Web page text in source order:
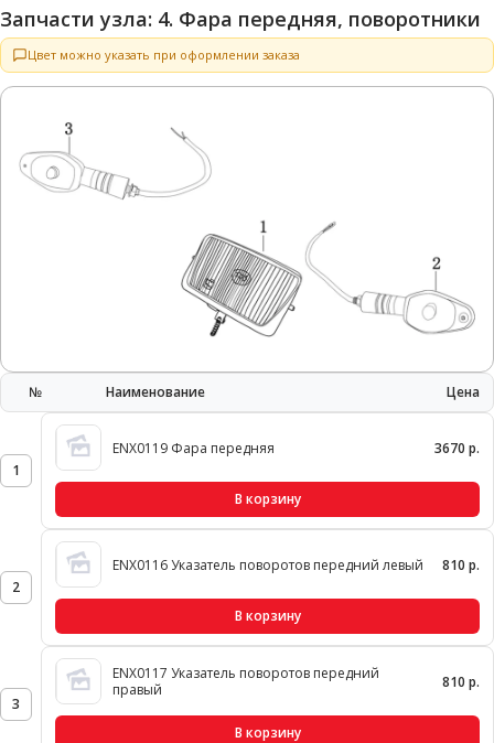
Запчасти узла: 4. Фара передняя, поворотники
Цвет можно указать при оформлении заказа
№ Наименование Цена
1
ENX0119 Фара передняя 3670 р.
В корзину
2
ENX0116 Указатель поворотов передний левый 810 р.
В корзину
3
ENX0117 Указатель поворотов передний
правый
810 р.
В корзину